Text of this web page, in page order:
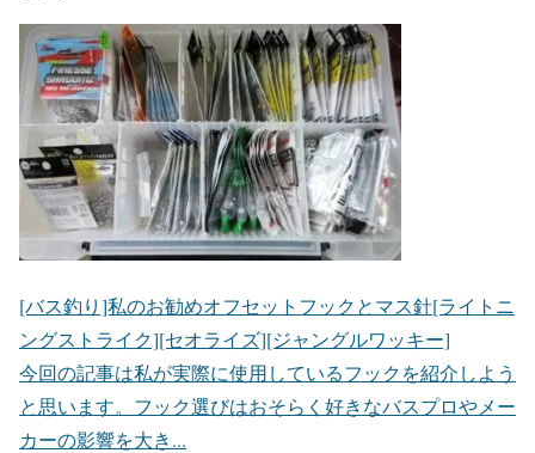
[バス釣り]私のお勧めオフセットフックとマス針[ライトニ
ングストライク][セオライズ][ジャングルワッキー]
今回の記事は私が実際に使用しているフックを紹介しよう
と思います。フック選びはおそらく好きなバスプロやメー
カーの影響を大き...